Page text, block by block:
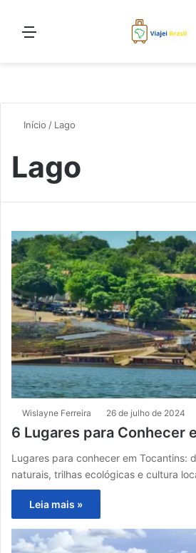
Início / Lago
Lago
Wislayne Ferreira 26 de julho de 2024
6 Lugares para Conhecer
Lugares para conhecer em Tocantins:
naturais, trilhas ecológicas e cultura
Leia mais »